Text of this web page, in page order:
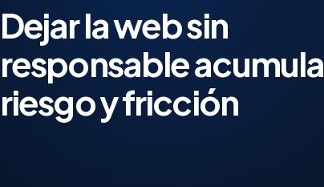
Dejar la web sin
responsable acumula
riesgo y fricción